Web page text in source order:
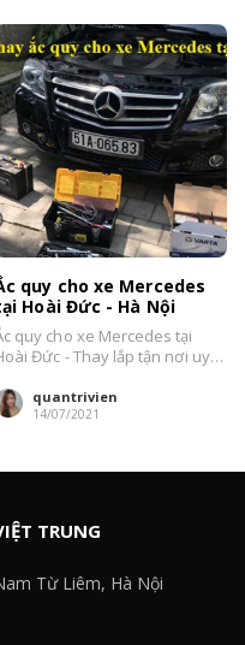
quy cho xe Mercedes
Hoài Đức - Hà Nội
quy cho xe Mercedes tại
Đức - Thay lắp tận nơi uy
quantrivien
14/07/2021
TRUNG
Từ Liêm, Hà Nội